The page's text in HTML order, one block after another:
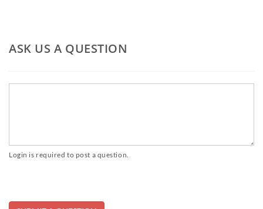
ASK US A QUESTION
Login is required to post a question.